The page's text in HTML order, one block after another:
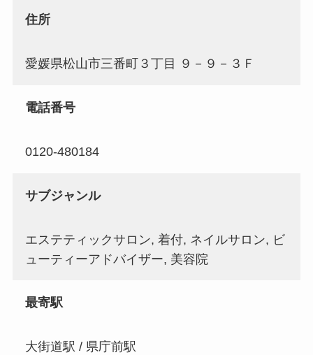
住所
愛媛県松山市三番町３丁目 ９－９－３Ｆ
電話番号
0120-480184
サブジャンル
エステティックサロン, 着付, ネイルサロン, ビ
ューティーアドバイザー, 美容院
最寄駅
大街道駅 / 県庁前駅